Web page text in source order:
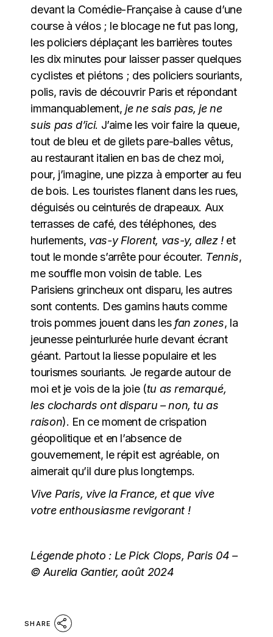
devant la Comédie-Française à cause d’une
course à vélos ; le blocage ne fut pas long,
les policiers déplaçant les barrières toutes
les dix minutes pour laisser passer quelques
cyclistes et piétons ; des policiers souriants,
polis, ravis de découvrir Paris et répondant
immanquablement,je ne sais pas, je ne
suis pas d’ici. J’aime les voir faire la queue,
tout de bleu et de gilets pare-balles vêtus,
au restaurant italien en bas de chez moi,
pour, j’imagine, une pizza à emporter au feu
de bois. Les touristes flanent dans les rues,
déguisés ou ceinturés de drapeaux. Aux
terrasses de café, des téléphones, des
hurlements, vas-y Florent, vas-y, allez !et
tout le monde s’arrête pour écouter. Tennis,
me souffle mon voisin de table. Les
Parisiens grincheux ont disparu, les autres
sont contents. Des gamins hauts comme
trois pommes jouent dans les fan zones, la
jeunesse peinturlurée hurle devant écrant
géant. Partout la liesse populaire et les
tourismes souriants. Je regarde autour de
moi et je vois de la joie (tu as remarqué,
les clochards ont disparu – non, tu as
raison). En ce moment de crispation
géopolitique et en l’absence de
gouvernement, le répit est agréable, on
aimerait qu’il dure plus longtemps.
Vive Paris, vive la France, et que vive
votre enthousiasme revigorant !
Légende photo : Le Pick Clops, Paris 04 –
© Aurelia Gantier, août 2024
SHARE